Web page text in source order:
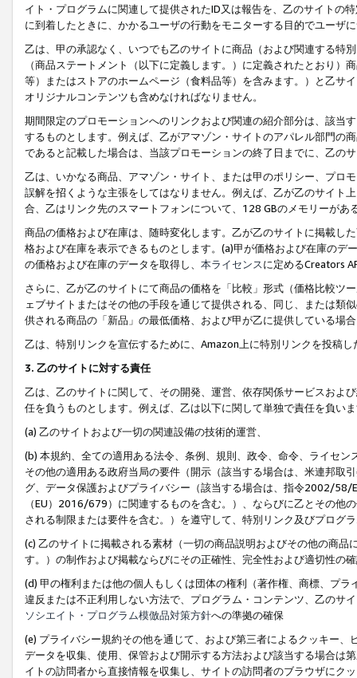
イト・プログラムに関連して提供されたID又は報告を、乙のサイトの
に到着したときに、かかるユーザの行動をモニターする目的でユーザ
乙は、甲の承認なく、いつでも乙のサイトに商品（および関連する特
（商品ステートメント（以下に定義します。）に定義されたとおり
等）またはストアのホームページ（食料品等）を含みます。）と乙サ
オリジナルコンテンツも含めなければなりません。
期間限定のプロモーションへのリンクおよび関連の紹介部分は、該当
するものとします。例えば、乙がアマゾン・サイトのアパレル部門の
であると記載した場合は、当該プロモーションの終了日までに、乙の
乙は、いかなる商品、アマゾン・サイト、または甲のポリシー、プロ
誤解を招くような主張をしてはなりません。例えば、乙が乙のサイト
合、乙はリンク先のスマートフォンについて、128 GBのメモリーがあ
商品の価格および在庫は、随時変化します。乙が乙のサイトに掲載し
格および在庫を表示できるものとします。(a)甲が価格および在庫の
の価格および在庫のデータを取得し、 本ライセンスに定めるCreators
さらに、乙が乙のサイトにて商品の価格を「比較」形式（価格比較ツ
ェブサイトまたはその他の手段を通じて提供される、同じ、または類
供される商品の「新品」の最低価格、および甲が乙に提供している場
乙は、特別リンクを宣伝するために、Amazon上に特別リンクを投稿
3. 乙のサイトに対する責任
乙は、乙のサイトに関して、その開発、運営、依存関係サービスおよ
任を負うものとします。例えば、乙は以下に関して単独で責任を負い
(a) 乙のサイトおよび一切の関連設備の技術的運営、
(b) 本規約、全ての適用ある法令、条例、規則、政令、命令、ライセ
その他の適用ある政府当局の要件（開示（該当する場合は、米連邦取
グ、データ保護およびプライバシー（該当する場合は、指令2002/58/
（EU）2016/679）に関連するものを含む。）、ならびに乙とその他
される制限または要件を含む。）を遵守して、特別リンク及びプログ
(c) 乙のサイトに掲載される素材（一切の商品説明およびその他の商
す。）の制作および掲載ならびにその正確性、完全性および適切性の
(d) 甲の権利または他の個人もしくは団体の権利（著作権、商標、プ
違反または不正利用しない方法で、プログラム・コンテンツ、乙のサ
ソシエイト・プログラム模倣品対策方針への準拠の確保
(e) プライバシー規約その他を通じて、および第三者によるクッキー
データを収集、使用、保管および開示する方法および該当する場合は
イトの訪問者から直接情報を収集し、サイトの訪問者のブラウザにク